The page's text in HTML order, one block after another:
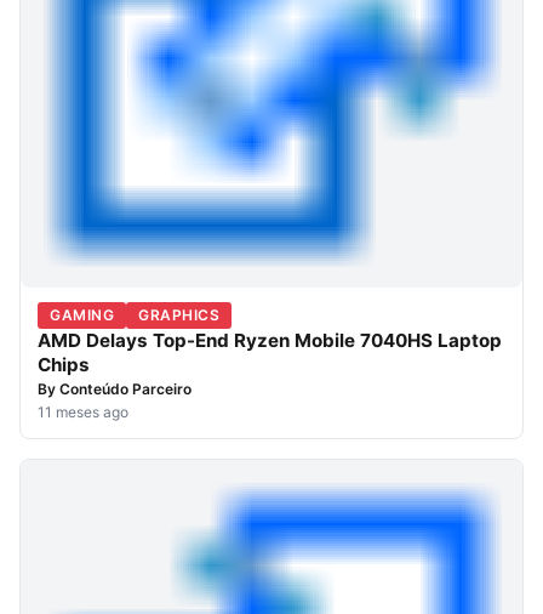
GAMING GRAPHICS
AMD Delays Top-End Ryzen Mobile 7040HS Laptop
Chips
By Conteúdo Parceiro
11 meses ago